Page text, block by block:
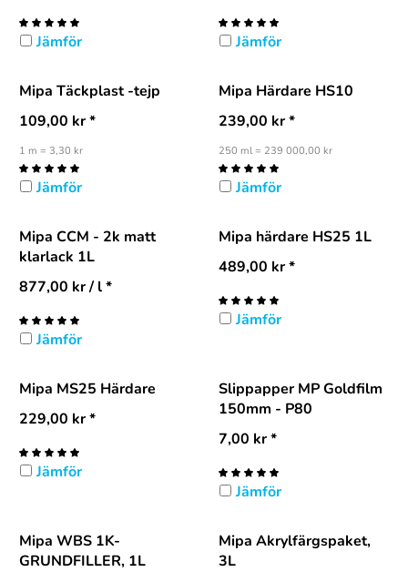
Jämför Jämför
Mipa Täckplast -tejp
109,00 kr*
1 m = 3,30 kr
Jämför
Mipa Härdare HS10
239,00 kr*
250 ml = 239 000,00 kr
Jämför
Mipa CCM - 2k matt
klarlack 1L
877,00 kr/ l *
Jämför
Mipa härdare HS25 1L
489,00 kr*
Jämför
Mipa MS25 Härdare
229,00 kr*
Jämför
Slippapper MP Goldfilm
150mm - P80
7,00 kr*
Jämför
Mipa WBS 1K-
GRUNDFILLER, 1L
Mipa Akrylfärgspaket,
3L